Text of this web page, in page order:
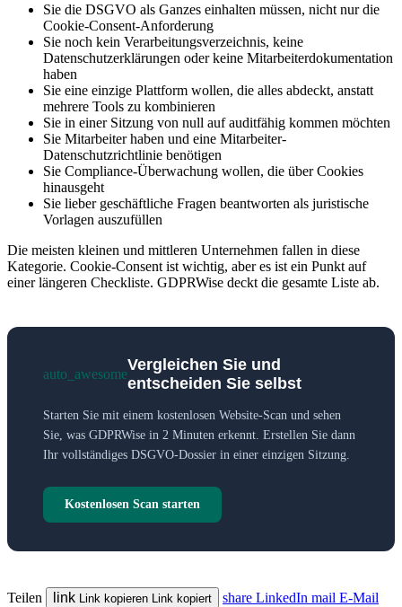
Sie die DSGVO als Ganzes einhalten müssen, nicht nur die
Cookie-Consent-Anforderung
Sie noch kein Verarbeitungsverzeichnis, keine
Datenschutzerklärungen oder keine Mitarbeiterdokumentation
haben
Sie eine einzige Plattform wollen, die alles abdeckt, anstatt
mehrere Tools zu kombinieren
Sie in einer Sitzung von null auf auditfähig kommen möchten
Sie Mitarbeiter haben und eine Mitarbeiter-
Datenschutzrichtlinie benötigen
Sie Compliance-Überwachung wollen, die über Cookies
hinausgeht
Sie lieber geschäftliche Fragen beantworten als juristische
Vorlagen auszufüllen
Die meisten kleinen und mittleren Unternehmen fallen in diese
Kategorie. Cookie-Consent ist wichtig, aber es ist ein Punkt auf
einer längeren Checkliste. GDPRWise deckt die gesamte Liste ab.
auto_awesome
Vergleichen Sie und
entscheiden Sie selbst
Starten Sie mit einem kostenlosen Website-Scan und sehen
Sie, was GDPRWise in 2 Minuten erkennt. Erstellen Sie dann
Ihr vollständiges DSGVO-Dossier in einer einzigen Sitzung.
Kostenlosen Scan starten
Teilen link Link kopieren Link kopiert share LinkedIn mail E-Mail